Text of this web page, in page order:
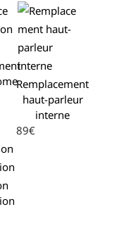
Remplacement
haut-parleur
interne
89€